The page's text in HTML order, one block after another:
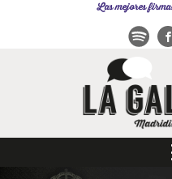
Las mejores